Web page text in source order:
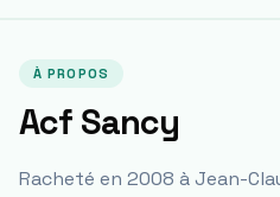
À PROPOS
Acf Sancy
Racheté en 2008 à Jean-